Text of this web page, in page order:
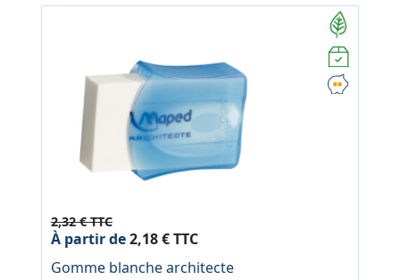
2,32 € TTC
À partir de2,18 € TTC
Gomme blanche architecte